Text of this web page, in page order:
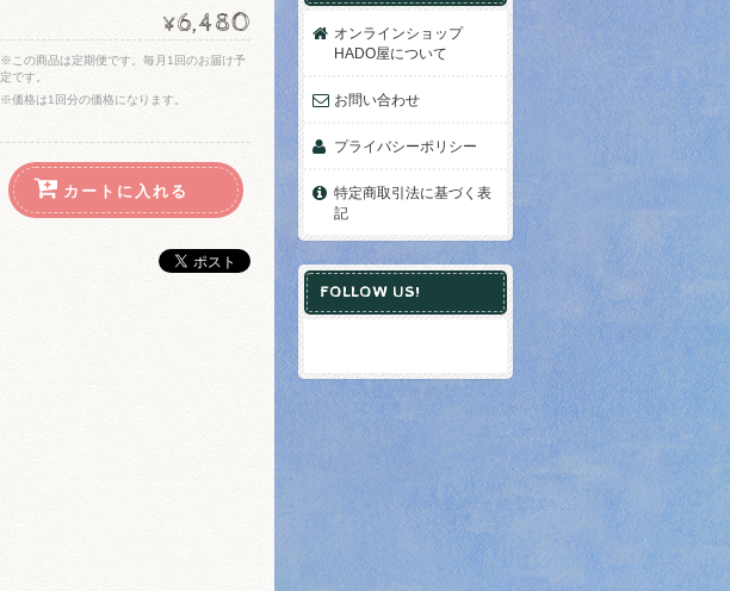
¥6,480
※この商品は定期便です。毎月1回のお届け予
定です。
※価格は1回分の価格になります。
オンラインショップ
HADO屋について
お問い合わせ
プライバシーポリシー
特定商取引法に基づく表
記
FOLLOW US!